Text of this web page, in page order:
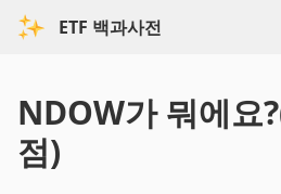
ETF 백과사전
NDOW가 뭐에요
점)